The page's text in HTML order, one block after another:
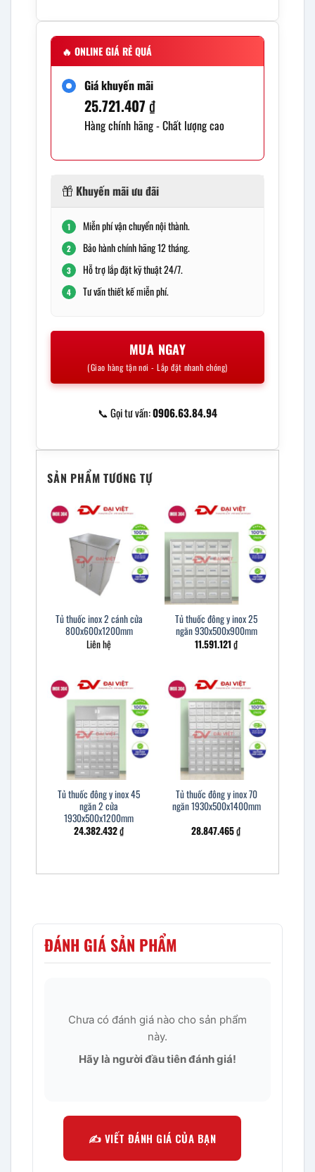
🔥 ONLINE GIÁ RẺ QUÁ
Giá khuyến mãi
25.721.407 ₫
Hàng chính hãng - Chất lượng cao
Khuyến mãi ưu đãi
1 Miễn phí vận chuyển nội thành.
2 Bảo hành chính hãng 12 tháng.
3 Hỗ trợ lắp đặt kỹ thuật 24/7.
4 Tư vấn thiết kế miễn phí.
MUA NGAY
(Giao hàng tận nơi - Lắp đặt nhanh chóng)
📞 Gọi tư vấn:0906.63.84.94
SẢN PHẨM TƯƠNG TỰ
Tủ thuốc inox 2 cánh cửa
800x600x1200mm
Liên hệ
Tủ thuốc đông y inox 25
ngăn 930x500x900mm
11.591.121 ₫
Tủ thuốc đông y inox 45
ngăn 2 cửa
1930x500x1200mm
24.382.432₫
Tủ thuốc đông y inox 70
ngăn 1930x500x1400mm
28.847.465₫
ĐÁNH GIÁ SẢN PHẨM
Chưa có đánh giá nào cho sản phẩm
này.
Hãy là người đầu tiên đánh giá!
✍️ VIẾT ĐÁNH GIÁ CỦA BẠN